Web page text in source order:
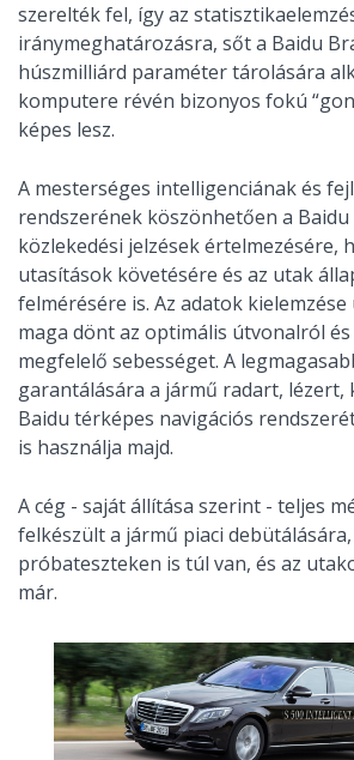
szerelték fel, így az
iránymeghatározásra, sőt a Baidu
húszmilliárd paraméter tárolására
komputere révén bizonyos fokú
képes lesz.
A mesterséges intelligenciának és
rendszerének köszönhetően a
közlekedési jelzések értelmezésére,
utasítások követésére és az utak
felmérésére is. Az adatok
maga dönt az optimális útvonalról
megfelelő sebességet. A
garantálására a jármű radart, lézert,
Baidu térképes navigációs
is használja majd.
A cég - saját állítása szerint - teljes
felkészült a jármű piaci
próbateszteken is túl van, és az
már.